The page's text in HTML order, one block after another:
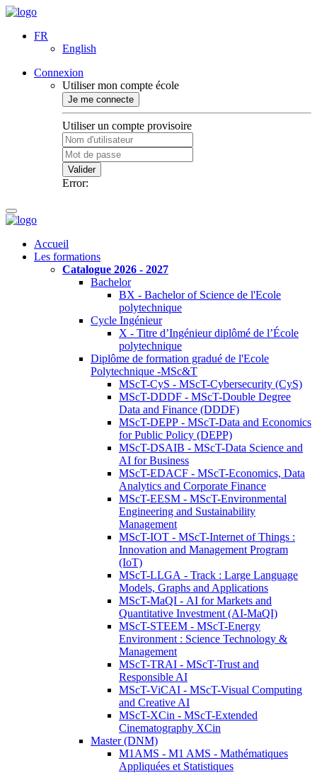
FR
English
Connexion
Utiliser mon compte école
Je me connecte
Utiliser un compte provisoire
Valider
Error:
Accueil
Les formations
Catalogue 2026 - 2027
Bachelor
BX - Bachelor of Science de l'Ecole
polytechnique
Cycle Ingénieur
X - Titre d’Ingénieur diplômé de l’École
polytechnique
Diplôme de formation gradué de l'Ecole
Polytechnique -MSc&T
MScT-CyS - MScT-Cybersecurity (CyS)
MScT-DDDF - MScT-Double Degree
Data and Finance (DDDF)
MScT-DEPP - MScT-Data and Economics
for Public Policy (DEPP)
MScT-DSAIB - MScT-Data Science and
AI for Business
MScT-EDACF - MScT-Economics, Data
Analytics and Corporate Finance
MScT-EESM - MScT-Environmental
Engineering and Sustainability
Management
MScT-IOT - MScT-Internet of Things :
Innovation and Management Program
(IoT)
MScT-LLGA - Track : Large Language
Models, Graphs and Applications
MScT-MaQI - AI for Markets and
Quantitative Investment (AI-MaQI)
MScT-STEEM - MScT-Energy
Environment : Science Technology &
Management
MScT-TRAI - MScT-Trust and
Responsible AI
MScT-ViCAI - MScT-Visual Computing
and Creative AI
MScT-XCin - MScT-Extended
Cinematography XCin
Master (DNM)
M1AMS - M1 AMS - Mathématiques
Appliquées et Statistiques